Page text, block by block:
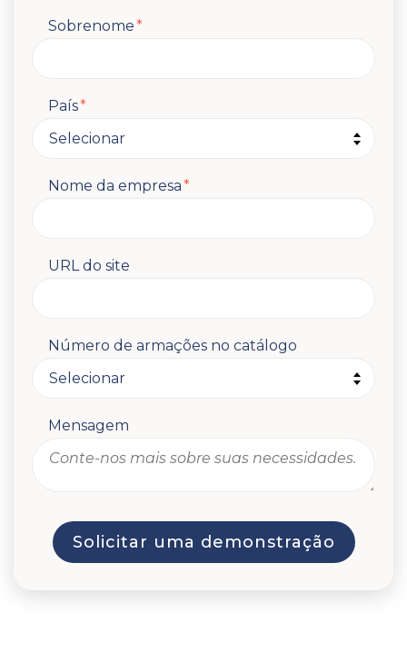
Sobrenome*
País*
Nome da empresa*
URL do site
Número de armações no catálogo
Mensagem